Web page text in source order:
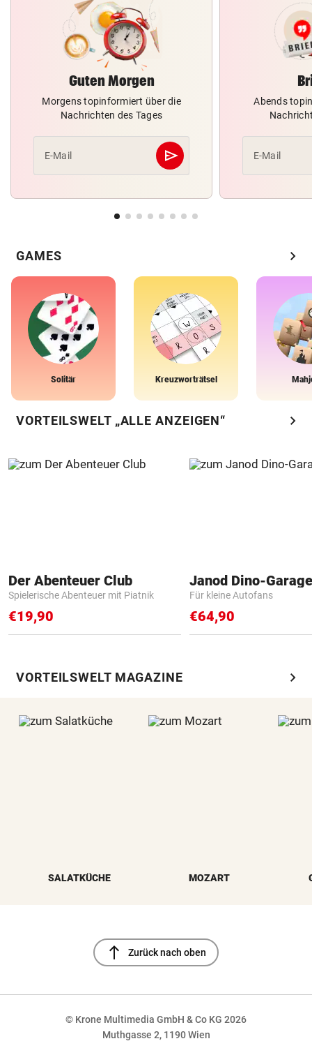
Guten Morgen
Morgens topinformiert über die
Nachrichten des Tages
E-Mail send
Abschicken
Abends
E-Mail
GAMES chevron_right
Solitär Kreuzworträtsel
VORTEILSWELT „ALLE ANZEIGEN“ chevron_right
Der Abenteuer Club
Spielerische Abenteuer mit Piatnik
€19,90
Janod Dino-Garage
Für kleine Autofans
€64,90
VORTEILSWELT MAGAZINE chevron_right
SALATKÜCHE MOZART
north Zurück nach oben
© Krone Multimedia GmbH & Co KG 2026
Muthgasse 2, 1190 Wien